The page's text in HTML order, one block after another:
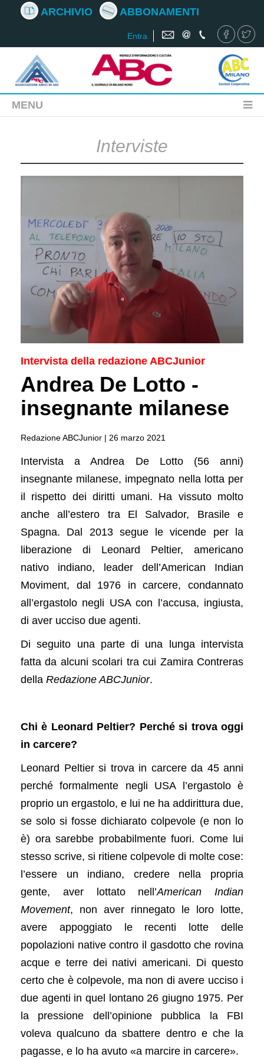
ARCHIVIO ABBONAMENTI
Entra
MENU
Interviste
Intervista della redazione ABCJunior
Andrea De Lotto -
insegnante milanese
Redazione ABCJunior | 26 marzo 2021
Intervista a Andrea De Lotto (56 anni)
insegnante milanese, impegnato nella lotta per
il rispetto dei diritti umani. Ha vissuto molto
anche all’estero tra El Salvador, Brasile e
Spagna. Dal 2013 segue le vicende per la
liberazione di Leonard Peltier, americano
nativo indiano, leader dell’American Indian
Moviment, dal 1976 in carcere, condannato
all’ergastolo negli USA con l’accusa, ingiusta,
di aver ucciso due agenti.
Di seguito una parte di una lunga intervista
fatta da alcuni scolari tra cui Zamira Contreras
della Redazione ABCJunior.
Chi è Leonard Peltier? Perché si trova oggi
in carcere?
Leonard Peltier si trova in carcere da 45 anni
perché formalmente negli USA l’ergastolo è
proprio un ergastolo, e lui ne ha addirittura due,
se solo si fosse dichiarato colpevole (e non lo
è) ora sarebbe probabilmente fuori. Come lui
stesso scrive, si ritiene colpevole di molte cose:
l’essere un indiano, credere nella propria
gente, aver lottato nell’American Indian
Movement, non aver rinnegato le loro lotte,
avere appoggiato le recenti lotte delle
popolazioni native contro il gasdotto che rovina
acque e terre dei nativi americani. Di questo
certo che è colpevole, ma non di avere ucciso i
due agenti in quel lontano 26 giugno 1975. Per
la pressione dell’opinione pubblica la FBI
voleva qualcuno da sbattere dentro e che la
pagasse, e lo ha avuto «a marcire in carcere».